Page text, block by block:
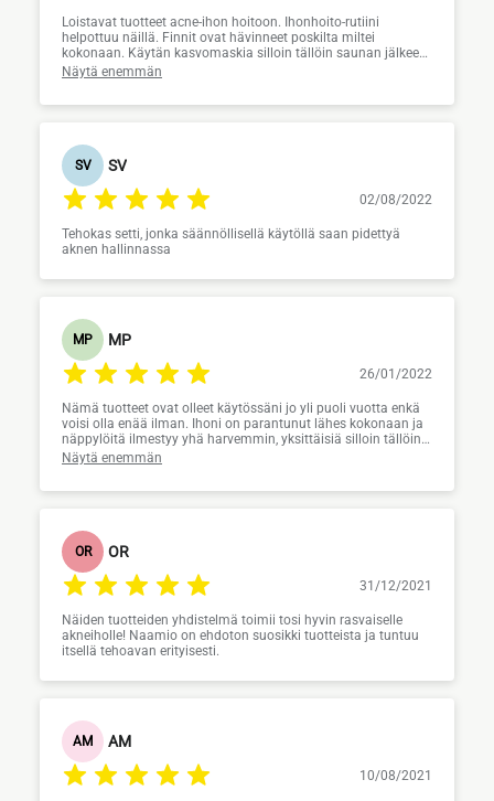
Loistavat tuotteet acne-ihon hoitoon. Ihonhoito-rutiini
helpottuu näillä. Finnit ovat hävinneet poskilta miltei
kokonaan. Käytän kasvomaskia silloin tällöin saunan jälkeen,
puhdistaa tehokkaasti ihoa jättäen sileäksi. Suosittelen.
Näytä enemmän
SV SV
02/08/2022
Tehokas setti, jonka säännöllisellä käytöllä saan pidettyä
aknen hallinnassa
MP MP
26/01/2022
Nämä tuotteet ovat olleet käytössäni jo yli puoli vuotta enkä
voisi olla enää ilman. Ihoni on parantunut lähes kokonaan ja
näppylöitä ilmestyy yhä harvemmin, yksittäisiä silloin tällöin.
Vanhat arvet on myös alkanut haalenemaan ja iho on
Näytä enemmän
OR OR
31/12/2021
Näiden tuotteiden yhdistelmä toimii tosi hyvin rasvaiselle
akneiholle! Naamio on ehdoton suosikki tuotteista ja tuntuu
itsellä tehoavan erityisesti.
AM AM
10/08/2021